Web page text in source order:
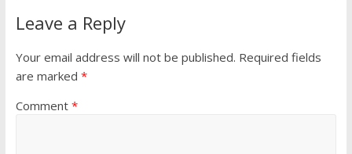
Leave a Reply
Your email address will not be published. Required fields
are marked *
Comment *